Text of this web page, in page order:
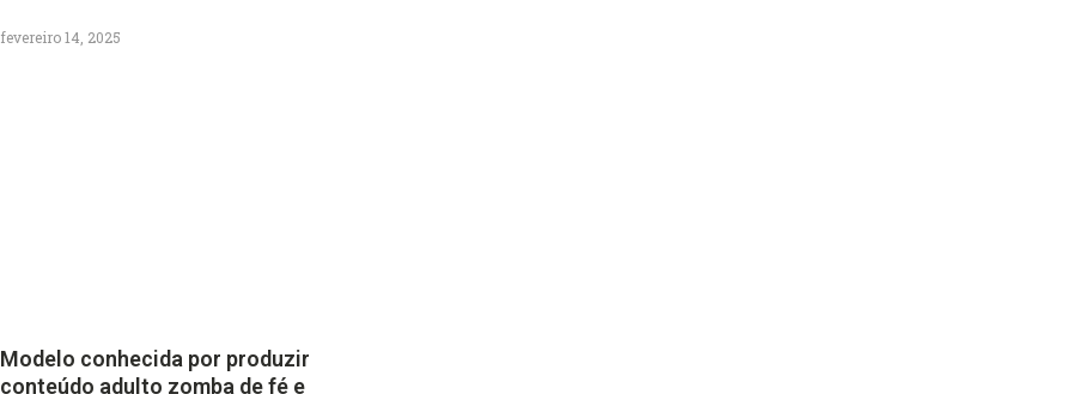
fevereiro 14, 2025
Modelo conhecida por produzir
conteúdo adulto zomba de fé e